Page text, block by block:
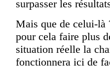
surpasser les
Mais que de celui-là
pour cela faire plus
situation réelle la
fonctionnera ici de